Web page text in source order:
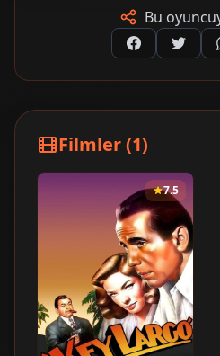
Bu
Filmler (1)
7.5